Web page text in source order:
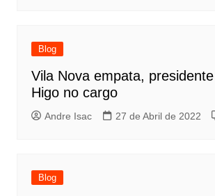
Blog
Vila Nova empata,
Higo no cargo
Andre Isac 27 de Abril de 2022
Blog